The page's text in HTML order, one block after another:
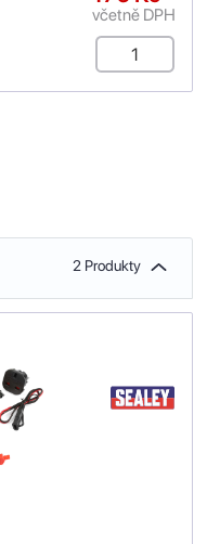
včetně DPH
2 Produkty